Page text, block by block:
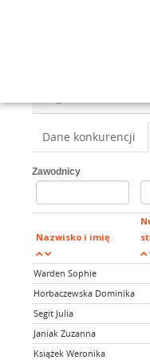
Dane konkurencji
Zawodnicy
Nazwisko i imię
Warden Sophie
Horbaczewska Dominika
Segit Julia
Janiak Zuzanna
Książek Weronika